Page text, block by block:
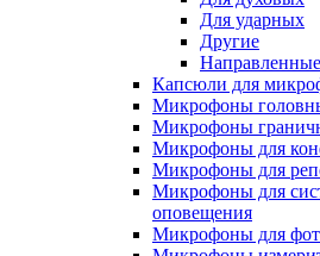
Для ударных
Другие
Направленные
Капсюли для
Микрофоны
Микрофоны
Микрофоны для
Микрофоны для
Микрофоны для
оповещения
Микрофоны для